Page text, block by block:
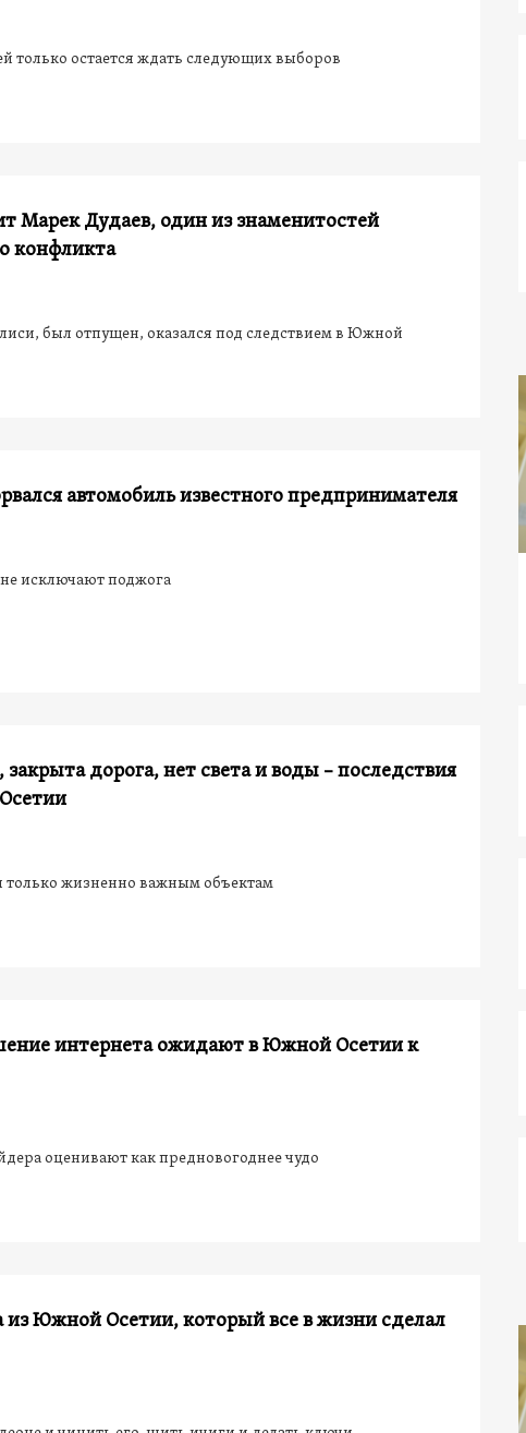
только остается ждать следующих выборов
Марек Дудаев, один из знаменитостей
конфликта
был отпущен, оказался под следствием в Южной
автомобиль известного предпринимателя
исключают поджога
дорога, нет света и воды – последствия
только жизненно важным объектам
интернета ожидают в Южной Осетии к
оценивают как предновогоднее чудо
Южной Осетии, который все в жизни сделал